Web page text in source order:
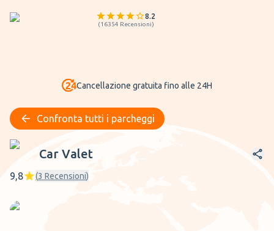
8.2
(16354 Recensioni)
Cancellazione gratuita fino alle 24H
Confronta tutti i parcheggi
Car Valet
Car Valet
9,8 (3 Recensioni)